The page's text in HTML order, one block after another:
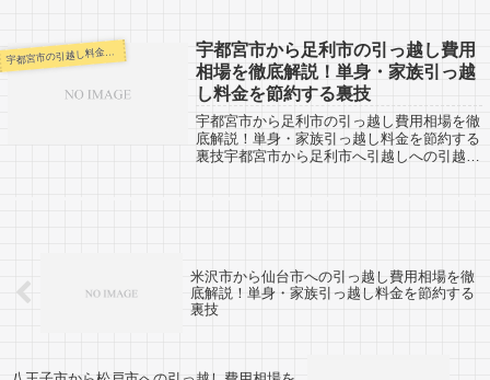
代金を早く知りたい！！そして安い会社を
教...
宇都宮市の引越し料金・代金相場・見積り情報
宇都宮市から足利市の引っ越し費用
相場を徹底解説！単身・家族引っ越
し料金を節約する裏技
宇都宮市から足利市の引っ越し費用相場を徹
底解説！単身・家族引っ越し料金を節約する
裏技宇都宮市から足利市へ引越しへの引越し
米沢市から仙台市への引っ越し費用相場を徹
底解説！単身・家族引っ越し料金を節約する
裏技